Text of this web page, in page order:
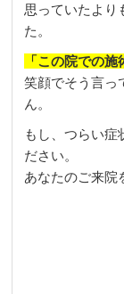
思っていたより
た。
「この院での
笑顔でそう言っ
ん。
もし、つらい症
ださい。
あなたのご来院